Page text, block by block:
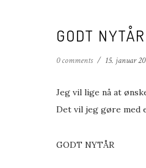
GODT NYTÅR
0 comments / 15. januar
Jeg vil lige nå at
Det vil jeg gøre med
GODT NYTÅR